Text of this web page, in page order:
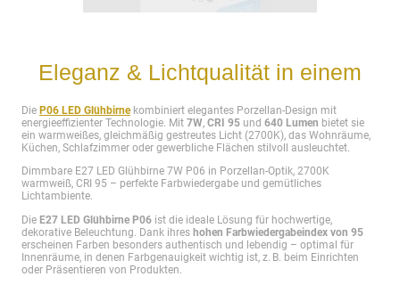
Eleganz & Lichtqualität in einem
Die P06 LED Glühbirnekombiniert elegantes Porzellan-Design mit
energieeffizienter Technologie. Mit 7W, CRI 95 und 640 Lumen bietet sie
ein warmweißes, gleichmäßig gestreutes Licht (2700K), das Wohnräume,
Küchen, Schlafzimmer oder gewerbliche Flächen stilvoll ausleuchtet.
Dimmbare E27 LED Glühbirne 7W P06 in Porzellan-Optik, 2700K
warmweiß, CRI 95 – perfekte Farbwiedergabe und gemütliches
Lichtambiente.
Die E27 LED Glühbirne P06 ist die ideale Lösung für hochwertige,
dekorative Beleuchtung. Dank ihres hohen Farbwiedergabeindex von 95
erscheinen Farben besonders authentisch und lebendig – optimal für
Innenräume, in denen Farbgenauigkeit wichtig ist, z. B. beim Einrichten
oder Präsentieren von Produkten.